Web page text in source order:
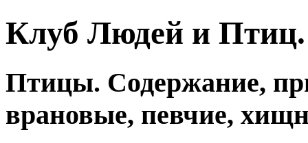
Клуб Людей и
Птицы. Содержание,
врановые, певчие,